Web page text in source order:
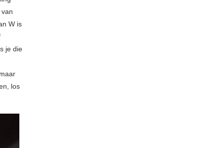
W is
je die
los